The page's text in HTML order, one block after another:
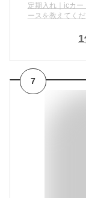
定期入れ｜icカ
ースを教えてくだ
1
7